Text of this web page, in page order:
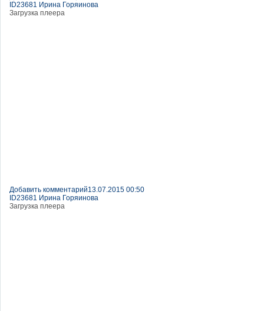
ID23681 Ирина Горяинова
Загрузка плеера
Добавить комментарий13.07.2015 00:50
ID23681 Ирина Горяинова
Загрузка плеера